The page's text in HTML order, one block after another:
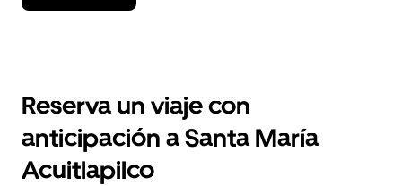
flecha
el
y
selecciona
una
Reserva un viaje con
anticipación a Santa María
Acuitlapilco